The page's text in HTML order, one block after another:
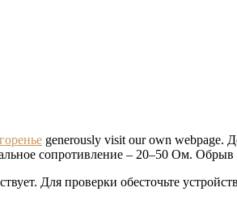
generously visit our own webpage.
сопротивление – 20–50 Ом.
Для проверки обесточьте